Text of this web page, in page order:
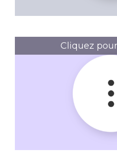
Cliquez
Le menu